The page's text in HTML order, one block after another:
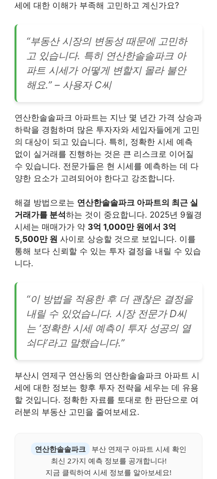
세에 대한 이해가 부족해 고민하고 계신가요?
“부동산 시장의 변동성 때문에 고민하
고 있습니다. 특히 연산한솔솔파크 아
파트 시세가 어떻게 변할지 몰라 불안
해요.” – 사용자 C씨
연산한솔솔파크 아파트는 지난 몇 년간 가격 상승과
하락을 경험하며 많은 투자자와 세입자들에게 고민
의 대상이 되고 있습니다. 특히, 정확한 시세 예측
없이 실거래를 진행하는 것은 큰 리스크로 이어질
수 있습니다. 전문가들은 현 시세를 예측하는 데 다
양한 요소가 고려되어야 한다고 강조합니다.
해결 방법으로는 연산한솔솔파크 아파트의 최근 실
거래가를 분석하는 것이 중요합니다. 2025년 9월경
시세는 매매가가 약 3억 1,000만 원에서 3억
5,500만 원 사이로 상승할 것으로 보입니다. 이를
통해 보다 신뢰할 수 있는 투자 결정을 내릴 수 있습
니다.
“이 방법을 적용한 후 더 괜찮은 결정을
내릴 수 있었습니다. 시장 전문가 D씨
는 ‘정확한 시세 예측이 투자 성공의 열
쇠다’라고 말했습니다.”
부산시 연제구 연산동의 연산한솔솔파크 아파트 시
세에 대한 정보는 향후 투자 전략을 세우는 데 유용
할 것입니다. 정확한 자료를 토대로 한 판단으로 여
러분의 부동산 고민을 줄여보세요.
연산한솔솔파크
부산 연제구 아파트 시세 확인
최신 2가지 예측 정보를 공개합니다!
지금 클릭하여 시세 정보를 알아보세요!